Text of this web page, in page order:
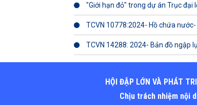
"Giới hạn đỏ" trong dự án Trục đại
TCVN 10778:2024- Hồ chứa
TCVN 14288: 2024- Bản đồ ngập
HỘI ĐẬP LỚN VÀ PHÁT
Chịu trách nhiệm nội